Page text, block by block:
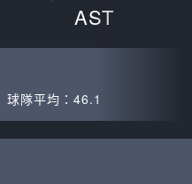
AST
球隊平均： 46.1